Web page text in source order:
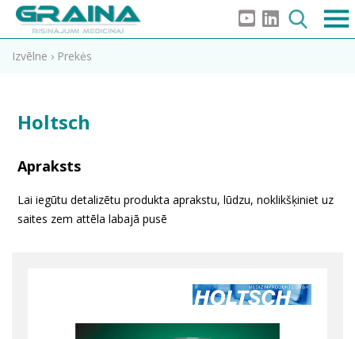
Izvēlne › Prekės
Holtsch
Apraksts
Lai iegūtu detalizētu produkta aprakstu, lūdzu, noklikšķiniet uz
saites zem attēla labajā pusē